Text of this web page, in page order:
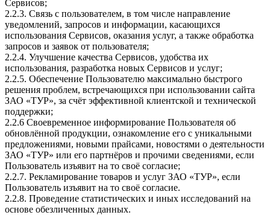
Сервисов;
2.2.3. Связь с пользователем, в том числе направление
уведомлений, запросов и информации, касающихся
использования Сервисов, оказания услуг, а также обработка
запросов и заявок от пользователя;
2.2.4. Улучшение качества Сервисов, удобства их
использования, разработка новых Сервисов и услуг;
2.2.5. Обеспечение Пользователю максимально быстрого
решения проблем, встречающихся при использовании сайта
ЗАО «ТУР», за счёт эффективной клиентской и технической
поддержки;
2.2.6 Своевременное информирование Пользователя об
обновлённой продукции, ознакомление его с уникальными
предложениями, новыми прайсами, новостями о деятельности
ЗАО «ТУР» или его партнёров и прочими сведениями, если
Пользователь изъявит на то своё согласие;
2.2.7. Рекламирование товаров и услуг ЗАО «ТУР», если
Пользователь изъявит на то своё согласие.
2.2.8. Проведение статистических и иных исследований на
основе обезличенных данных.